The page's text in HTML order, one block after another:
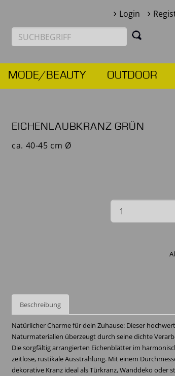
Login
MODE/BEAUTY OUTDOOR
EICHENLAUBKRANZ GRÜN
ca. 40-45 cm Ø
Beschreibung
Natürlicher Charme für dein Zuhause: Dieser
Naturmaterialien überzeugt durch seine dichte
Die sorgfältig arrangierten Eichenblätter im
zeitlose, rustikale Ausstrahlung. Mit einem
dekorative Kranz ideal als Türkranz, Wanddeko oder